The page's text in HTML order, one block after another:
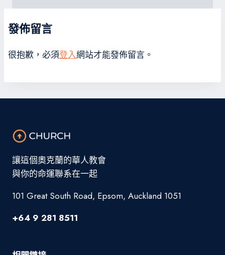
發佈留言
很抱歉，必須登入網站才能發佈留言。
讓這個奧克蘭的華人教會
與你的命運聯系在一起
101 Great South Road, Epsom, Auckland 1051
+64 9 281 8511